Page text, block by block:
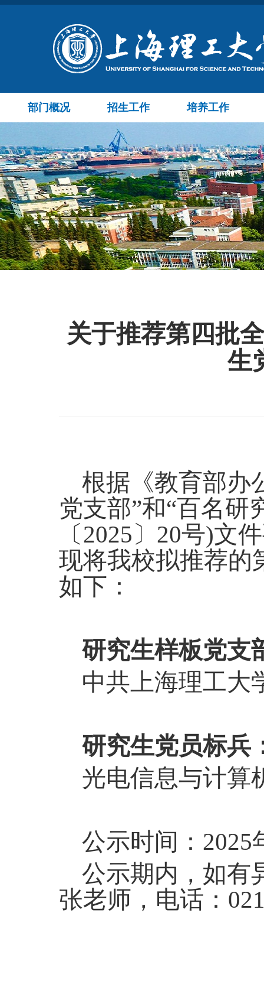
部门概况 招生工作 培养工作
关于推荐第四批
生
根据《教育部办
党支部”和“百名研
〔 2025 〕 20号)文
现将我校拟推荐的
如下：
研究生样板党支
中共上海理工大
研究生党员标兵
光电信息与计算
公示时间： 2025
公示期内，如有
张老师，电话：